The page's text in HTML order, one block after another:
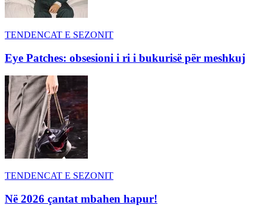
TENDENCAT E SEZONIT
Eye Patches: obsesioni i ri i bukurisë për meshkuj
TENDENCAT E SEZONIT
Në 2026 çantat mbahen hapur!